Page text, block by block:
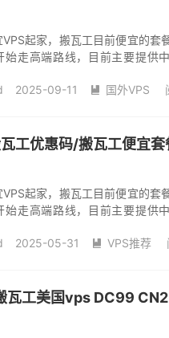
起家，搬瓦工目前便宜的
始走高端路线，目前主要提供
2025-09-11  国外VPS
工优惠码/搬瓦工便宜
起家，搬瓦工目前便宜的
始走高端路线，目前主要提供
2025-05-31  VPS推荐
瓦工美国vps DC99